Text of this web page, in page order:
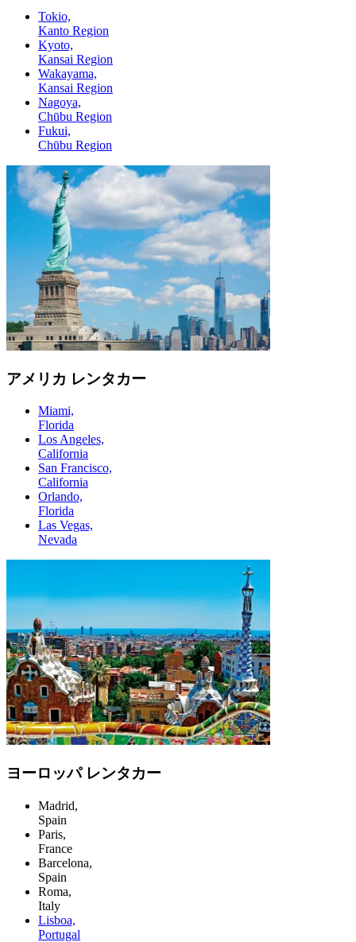
Tokio,
Kanto Region
Kyoto,
Kansai Region
Wakayama,
Kansai Region
Nagoya,
Chūbu Region
Fukui,
Chūbu Region
アメリカ レンタカー
Miami,
Florida
Los Angeles,
California
San Francisco,
California
Orlando,
Florida
Las Vegas,
Nevada
ヨーロッパ レンタカー
Madrid,
Spain
Paris,
France
Barcelona,
Spain
Roma,
Italy
Lisboa,
Portugal